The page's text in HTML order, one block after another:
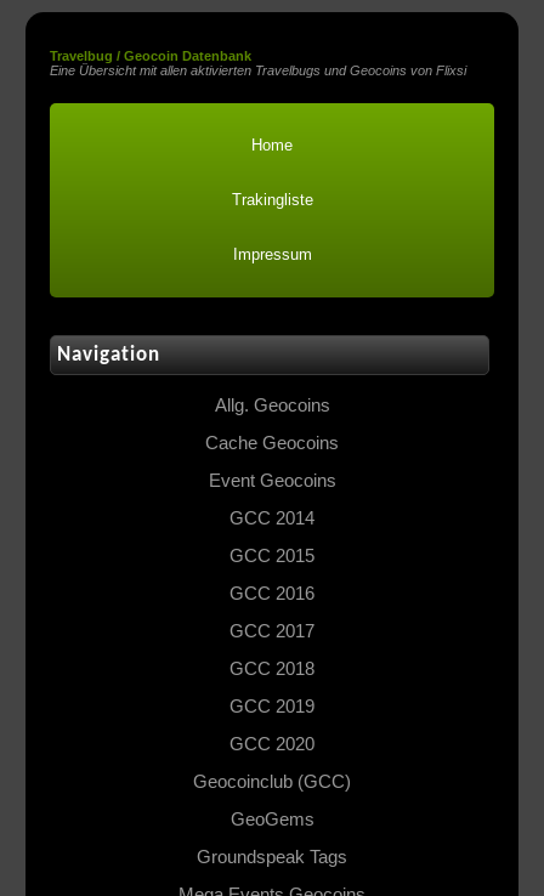
Travelbug / Geocoin Datenbank
Eine Übersicht mit allen aktivierten Travelbugs und Geocoins von Flixsi
Home
Trakingliste
Impressum
Navigation
Allg. Geocoins
Cache Geocoins
Event Geocoins
GCC 2014
GCC 2015
GCC 2016
GCC 2017
GCC 2018
GCC 2019
GCC 2020
Geocoinclub (GCC)
GeoGems
Groundspeak Tags